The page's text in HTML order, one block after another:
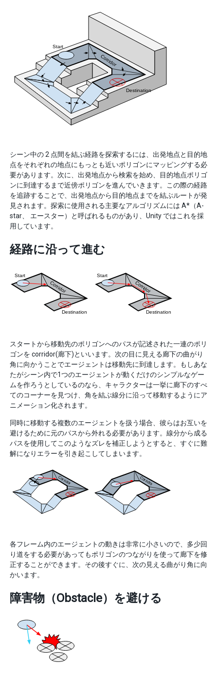
シーン中の 2 点間を結ぶ経路を探索するには、出発地点と目的地
点をそれぞれの地点にもっとも近いポリゴンにマッピングする必
要があります。次に、出発地点から検索を始め、目的地点ポリゴ
ンに到達するまで近傍ポリゴンを進んでいきます。この際の経路
を追跡することで、出発地点から目的地点までを結ぶルートが発
見されます。探索に使用される主要なアルゴリズムには A*（A-
star、 エースター）と呼ばれるものがあり、Unity ではこれを採
用しています。
経路に沿って進む
スタートから移動先のポリゴンへのパスが記述された一連のポリ
ゴンを corridor(廊下)といいます。次の目に見える廊下の曲がり
角に向かうことでエージェントは移動先に到達します。もしあな
たがシーン内で1つのエージェントが動くだけのシンプルなゲー
ムを作ろうとしているのなら、キャラクターは一挙に廊下のすべ
てのコーナーを見つけ、角を結ぶ線分に沿って移動するようにア
ニメーション化されます。
同時に移動する複数のエージェントを扱う場合、彼らはお互いを
避けるために元のパスから外れる必要があります。線分から成る
パスを使用してこのようなズレを補正しようとすると、すぐに難
解になりエラーを引き起こしてしまいます。
各フレーム内のエージェントの動きは非常に小さいので、多少回
り道をする必要があってもポリゴンのつながりを使って廊下を修
正することができます。その後すぐに、次の見える曲がり角に向
かいます。
障害物（Obstacle）を避ける